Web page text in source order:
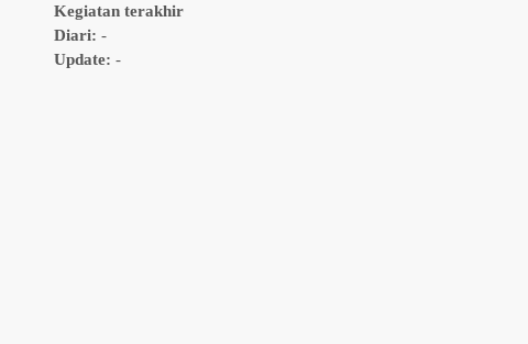
Kegiatan terakhir
Diari:-
Update:-